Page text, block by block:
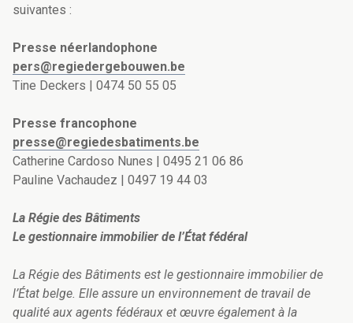
suivantes :
Presse néerlandophone
pers@regiedergebouwen.be
Tine Deckers | 0474 50 55 05
Presse francophone
presse@regiedesbatiments.be
Catherine Cardoso Nunes | 0495 21 06 86
Pauline Vachaudez | 0497 19 44 03
La Régie des Bâtiments
Le gestionnaire immobilier de l’État fédéral
La Régie des Bâtiments est le gestionnaire immobilier de
l’État belge. Elle assure un environnement de travail de
qualité aux agents fédéraux et œuvre également à la